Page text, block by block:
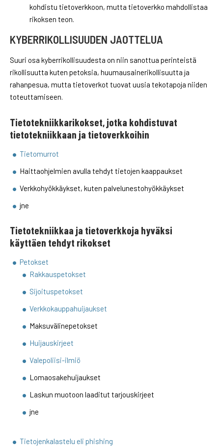
kohdistu tietoverkkoon, mutta tietoverkko mahdollistaa
rikoksen teon.
KYBERRIKOLLISUUDEN JAOTTELUA
Suuri osa kyberrikollisuudesta on niin sanottua perinteistä
rikollisuutta kuten petoksia, huumausainerikollisuutta ja
rahanpesua, mutta tietoverkot tuovat uusia tekotapoja niiden
toteuttamiseen.
Tietotekniikkarikokset, jotka kohdistuvat
tietotekniikkaan ja tietoverkkoihin
Tietomurrot
Haittaohjelmien avulla tehdyt tietojen kaappaukset
Verkkohyökkäykset, kuten palvelunestohyökkäykset
jne
Tietotekniikkaa ja tietoverkkoja hyväksi
käyttäen tehdyt rikokset
Petokset
Rakkauspetokset
Sijoituspetokset
Verkkokauppahuijaukset
Maksuvälinepetokset
Huijauskirjeet
Valepoliisi-ilmiö
Lomaosakehuijaukset
Laskun muotoon laaditut tarjouskirjeet
jne
Tietojenkalastelu eli phishing